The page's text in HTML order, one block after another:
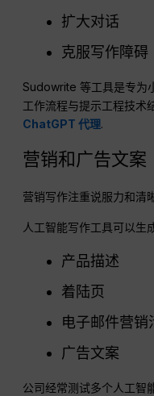
扩大对话
克服写作障碍
Sudowrite 等工具是专为
工作流程与提示工程技术
ChatGPT 代理.
营销和广告文案
营销写作注重说服力和清
人工智能写作工具可以生
产品描述
着陆页
电子邮件营销
广告文案
公司经常测试多个人工智